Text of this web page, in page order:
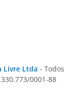
Livre Ltda - Todos
0001-88